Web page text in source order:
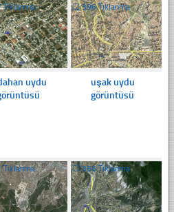
Tıklanma
uydu
☐396 Tıklanma
uşak uydu
görüntüsü
Tıklanma ☐356 Tıklanma